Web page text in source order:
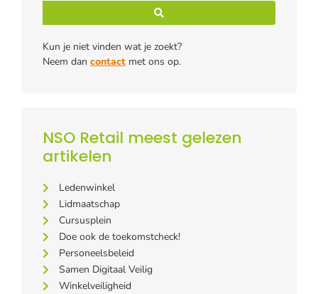
Kun je niet vinden wat je zoekt?
Neem dan contact met ons op.
NSO Retail meest gelezen
artikelen
Ledenwinkel
Lidmaatschap
Cursusplein
Doe ook de toekomstcheck!
Personeelsbeleid
Samen Digitaal Veilig
Winkelveiligheid